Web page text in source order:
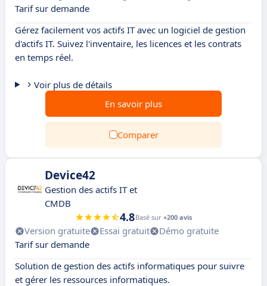
Tarif sur demande
Gérez facilement vos actifs IT avec un logiciel de gestion
d'actifs IT. Suivez l'inventaire, les licences et les contrats
en temps réel.
Voir plus de détails
En savoir plus
Comparer
Device42
Gestion des actifs IT et
CMDB
4.8Basé sur +200 avis
Version gratuite Essai gratuit
Démo gratuite
Tarif sur demande
Solution de gestion des actifs informatiques pour suivre
et gérer les ressources informatiques.